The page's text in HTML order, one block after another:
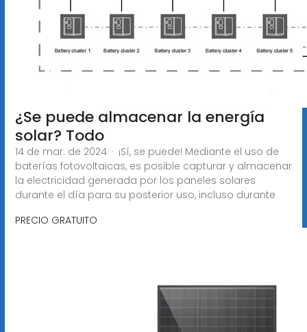
¿Se puede almacenar la energía
solar? Todo
14 de mar. de 2024 · ¡Sí, se puede! Mediante el uso de
baterías fotovoltaicas, es posible capturar y almacenar
la electricidad generada por los paneles solares
durante el día para su posterior uso, incluso durante
PRECIO GRATUITO